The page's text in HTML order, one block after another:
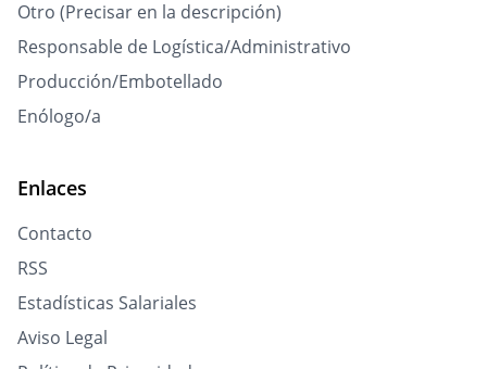
Otro (Precisar en la descripción)
Responsable de Logística/Administrativo
Producción/Embotellado
Enólogo/a
Enlaces
Contacto
RSS
Estadísticas Salariales
Aviso Legal